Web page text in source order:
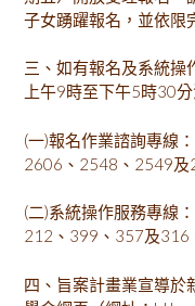
子女踴躍報名，並依限
三、如有報名及系統操
上午9時至下午5時30
(一)報名作業諮詢專線
2606、2548、2549及
(二)系統操作服務專線
212、399、357及316
四、旨案計畫業宣導於